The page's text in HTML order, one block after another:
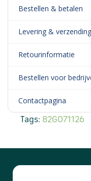
Bestellen & betalen
Levering & verzending
Retourinformatie
Bestellen voor
Contactpagina
Tags: 82G071126